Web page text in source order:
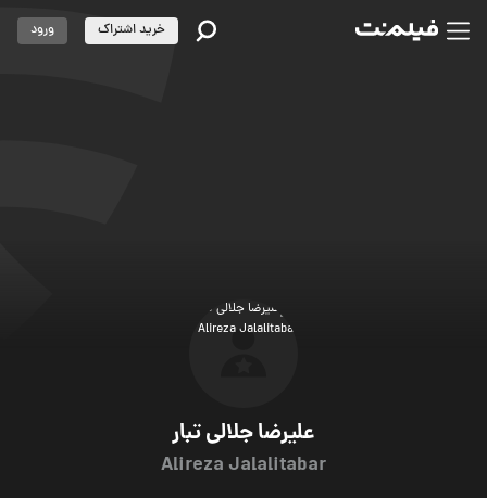
علیرضا جلالی تبار
Alireza Jalalitabar
خرید اشتراک ورود